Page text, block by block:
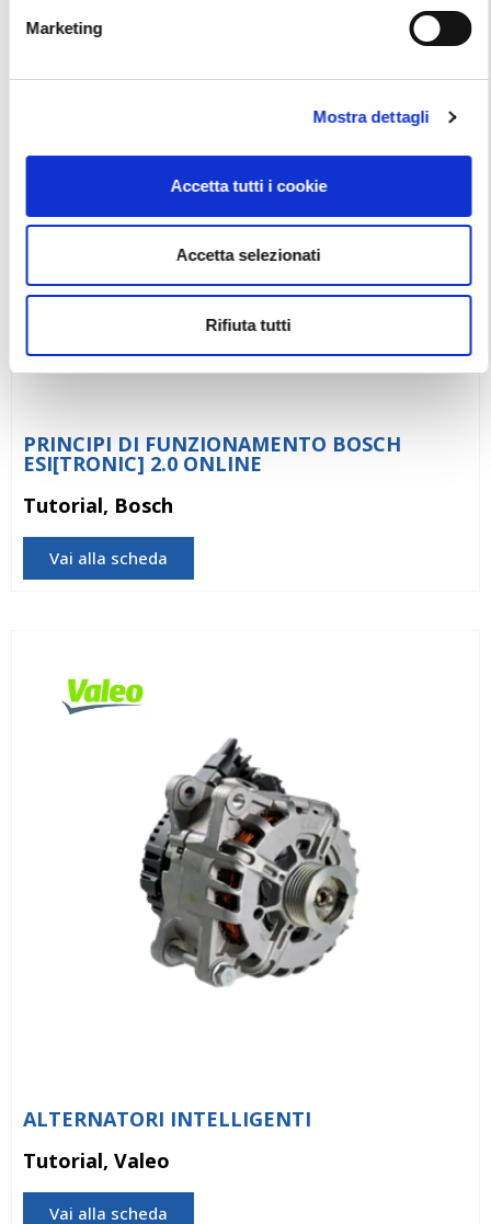
Marketing
Mostra dettagli
Accetta tutti i cookie
Accetta selezionati
Rifiuta tutti
Tutorial, Valeo
PRINCIPI DI FUNZIONAMENTO BOSCH
ESI[TRONIC] 2.0 ONLINE
Tutorial, Bosch
Vai alla scheda
ALTERNATORI INTELLIGENTI
Tutorial, Valeo
Vai alla scheda